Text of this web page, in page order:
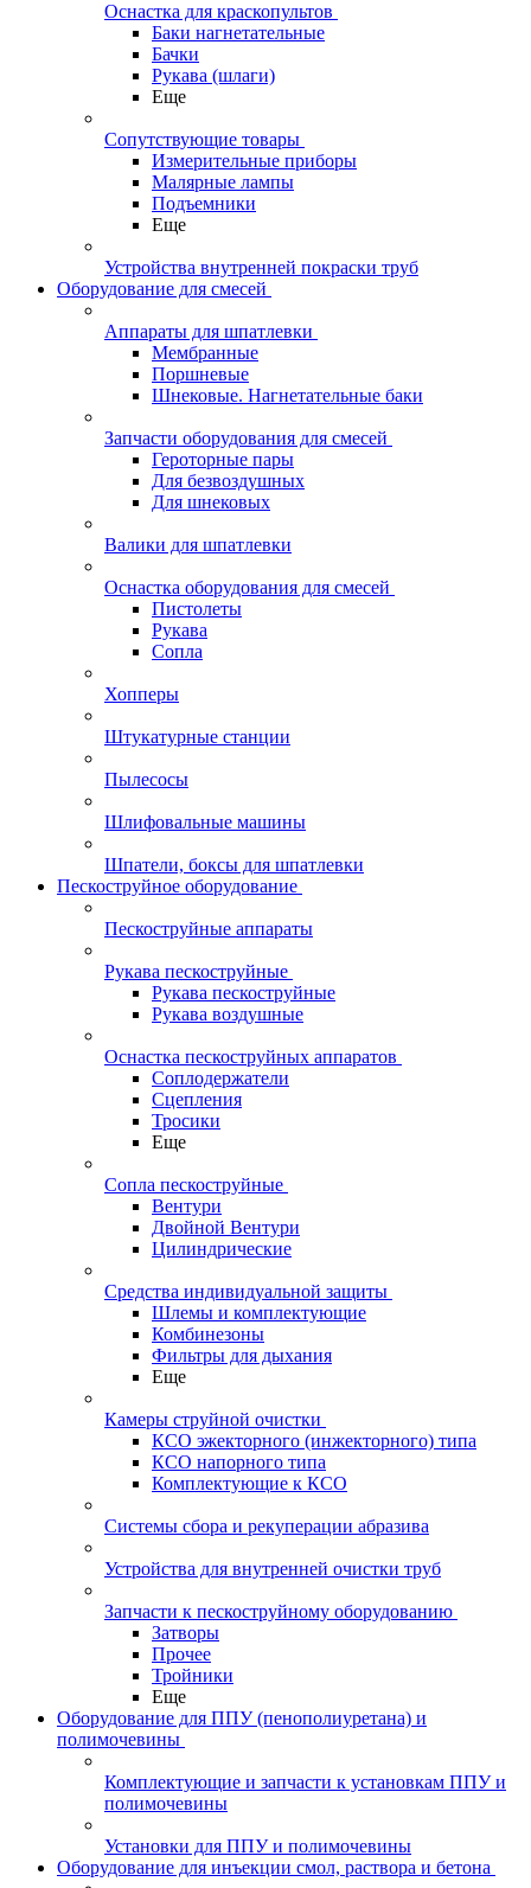
Оснастка для краскопультов
Баки нагнетательные
Бачки
Рукава (шлаги)
Еще
Сопутствующие товары
Измерительные приборы
Малярные лампы
Подъемники
Еще
Устройства внутренней покраски труб
Оборудование для смесей
Аппараты для шпатлевки
Мембранные
Поршневые
Шнековые. Нагнетательные баки
Запчасти оборудования для смесей
Героторные пары
Для безвоздушных
Для шнековых
Валики для шпатлевки
Оснастка оборудования для смесей
Пистолеты
Рукава
Сопла
Хопперы
Штукатурные станции
Пылесосы
Шлифовальные машины
Шпатели, боксы для шпатлевки
Пескоструйное оборудование
Пескоструйные аппараты
Рукава пескоструйные
Рукава пескоструйные
Рукава воздушные
Оснастка пескоструйных аппаратов
Соплодержатели
Сцепления
Тросики
Еще
Сопла пескоструйные
Вентури
Двойной Вентури
Цилиндрические
Средства индивидуальной защиты
Шлемы и комплектующие
Комбинезоны
Фильтры для дыхания
Еще
Камеры струйной очистки
КСО эжекторного (инжекторного) типа
КСО напорного типа
Комплектующие к КСО
Системы сбора и рекуперации абразива
Устройства для внутренней очистки труб
Запчасти к пескоструйному оборудованию
Затворы
Прочее
Тройники
Еще
Оборудование для ППУ (пенополиуретана) и
полимочевины
Комплектующие и запчасти к установкам ППУ и
полимочевины
Установки для ППУ и полимочевины
Оборудование для инъекции смол, раствора и бетона